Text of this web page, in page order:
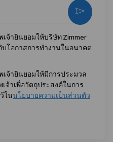
จ้ายินยอมให้บริษัท Zimmer
บโอกาสการทำงานในอนาคต
เจ้ายินยอมให้มีการประมวล
าเพื่อวัตถุประสงค์ในการ
ในนโยบายความเป็นส่วนตัว
กระตุ้น